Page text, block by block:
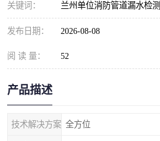
关键词： 兰州单位消防管道漏水检测
发布日期： 2026-08-08
阅 读 量： 52
产品描述
技术解决方案 全方位